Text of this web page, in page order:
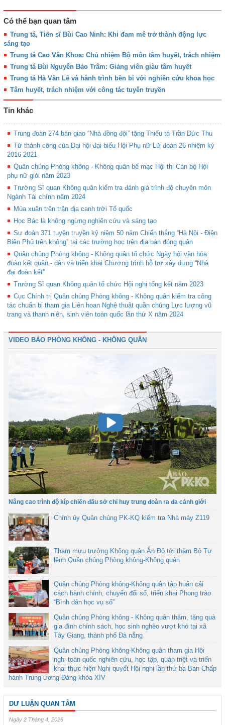
Có thể bạn quan tâm
Trung tá, Tiến sĩ Bùi Cao Ninh: Khi đam mê trở thành động lực
sáng tạo
Trung tá Cao Văn Khoa: Chủ nhiệm Bộ môn tâm huyết, trách nhiệm
Trung tá Bùi Nguyễn Bảo Trâm: Giảng viên giàu tâm huyết
Trung tá Hà Văn Lê và hành trình bền bỉ với nghiên cứu khoa học
Tâm huyết, trách nhiệm với công tác tuyên truyền
Tin khác
Trung đoàn 274 bàn giao “Nhà đồng đội” tặng Thiếu tá Trần Đức Thu
Từ thành công của Đại hội đại biểu Hội Phụ nữ Lữ đoàn 26 nhiệm kỳ
2016-2021
Quân chủng Phòng không - Không quân bế mạc Hội thi Cán bộ Hội
phụ nữ giỏi năm 2023
Trường Sĩ quan Không quân kiểm tra đánh giá trình độ chuyên môn
Ngành Tài chính năm 2024
Mùa xuân trên trận địa canh trời Tổ quốc
Học Bác là không ngừng nghiên cứu và sáng tạo
Sư đoàn 371 tuyên truyền kỷ niệm 50 năm Chiến thắng “Hà Nội - Điện
Biên Phủ trên không” tại các trường học trên địa bàn đóng quân
Quân chủng Phòng không - Không quân tổ chức Ngày hội văn hóa
đoàn kết quân - dân và triển khai Chương trình hỗ trợ xây dựng “Nhà
đại đoàn kết”
Trường Sĩ quan Không quân tổ chức Hội nghị tổng kết năm 2023
Cục Chính trị Quân chủng Phòng không - Không quân kiểm tra công
tác chuẩn bị tham gia Liên hoan Nghệ thuật quần chúng Lực lượng vũ
trang và thanh niên, sinh viên toàn quốc lần thứ X năm 2024
VIDEO BÁO PHÒNG KHÔNG - KHÔNG QUÂN
Nâng cao trình độ kíp chiến đấu sở chỉ huy trung đoàn ra đa cảnh giới
Chính ủy Quân chủng PK-KQ kiểm tra Nhà máy Z119
Tham mưu trưởng Không quân Ấn Độ tới thăm Bộ Tư
lệnh Quân chủng Phòng không-Không quân
Quân chủng Phòng không-Không quân tập huấn cải
cách hành chính, chuyển đổi số, triển khai Phong trào
“Bình dân học vụ số”
Quân chủng Phòng không - Không quân thăm, tặng quà
gia đình chính sách, học sinh nghèo vượt khó tại xã
Tây Giang, thành phố Đà nẵng
Quân chủng Phòng không-Không quân tham gia Hội
nghị toàn quốc nghiên cứu, học tập, quán triệt và triển
khai thực hiện Nghị quyết Hội nghị lần thứ ba Ban Chấp
hành Trung ương Đảng khóa XIV
DƯ LUẬN QUAN TÂM
Ngày 2 Tháng 4, 2026